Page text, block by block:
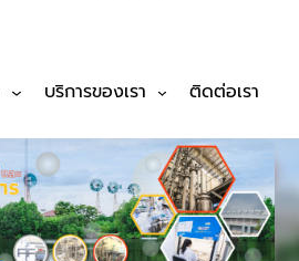
บริการของเรา ติดต่อเรา